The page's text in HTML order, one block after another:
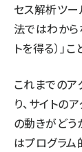
セス解析ツー
法ではわから
トを得る）」
これまでのア
り、サイトの
の動きがどう
はプログラム